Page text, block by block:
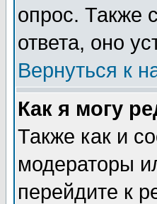
опрос. Также
ответа, оно
Вернуться к
Как я могу
Также как и
модераторы
перейдите к